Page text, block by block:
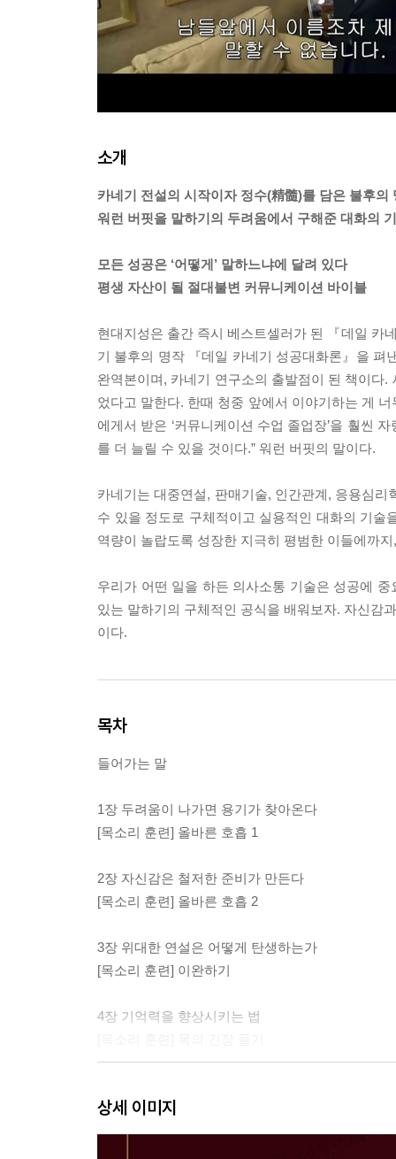
소개
카네기 전설의 시작이자 정수(精髓)를 담은 불후의
워런 버핏을 말하기의 두려움에서 구해준 대화의
모든 성공은 ‘어떻게’ 말하느냐에 달려 있다
평생 자산이 될 절대불변 커뮤니케이션 바이블
현대지성은 출간 즉시 베스트셀러가 된 『데일 카
기 불후의 명작 『데일 카네기 성공대화론』을 펴
완역본이며, 카네기 연구소의 출발점이 된 책이다
었다고 말한다. 한때 청중 앞에서 이야기하는 게
에게서 받은 ‘커뮤니케이션 수업 졸업장’을 훨씬
를 더 늘릴 수 있을 것이다.” 워런 버핏의 말이다.
카네기는 대중연설, 판매기술, 인간관계, 응용심
수 있을 정도로 구체적이고 실용적인 대화의 기
역량이 놀랍도록 성장한 지극히 평범한 이들에까
우리가 어떤 일을 하든 의사소통 기술은 성공에
있는 말하기의 구체적인 공식을 배워보자. 자신감
이다.
목차
들어가는 말
1장 두려움이 나가면 용기가 찾아온다
[목소리 훈련] 올바른 호흡 1
2장 자신감은 철저한 준비가 만든다
[목소리 훈련] 올바른 호흡 2
3장 위대한 연설은 어떻게 탄생하는가
[목소리 훈련] 이완하기
4장 기억력을 향상시키는 법
[목소리 훈련] 호흡 조절법
상세 이미지